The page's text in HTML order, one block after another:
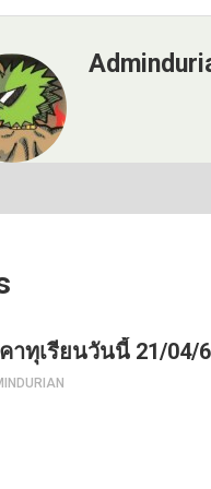
าทุเรียนวันนี้ 21/04/